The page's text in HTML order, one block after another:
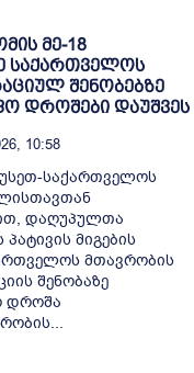
მე-18
საქართველოს
შენობებზე
დროშები დაუშვეს
10:58
საქართველოს
დაღუპულთა
მიგების
მთავრობის
შენობაზე
დროშა